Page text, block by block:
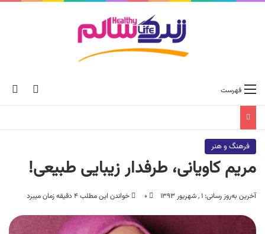
skin فهرست
فرهنگ و هنر
مریم کاویانی، طرفدار زیبایی طبیعی‌!
آخرین به‌روز رسانی: ۱ , شهریور ۱۳۹۳ ۰ خواندن این مطلب ۴ دقیقه زمان میبرد